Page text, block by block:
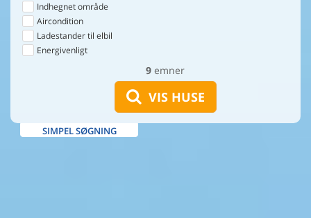
9 emner
VIS HUSE
Indhegnet område
Aircondition
Ladestander til elbil
Energivenligt
SIMPEL SØGNING